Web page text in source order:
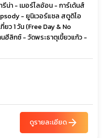
น่า - เมอร์ไลอ้อน - การ์เด้นส์
- ยูนิเวอร์แซล สตูดิโอ
ว 1 วัน (Free Day & No
ฮีลิกซ์ - วัดพระธาตุเขี้ยวแก้ว -
ดูรายละเอียดarrow_forward